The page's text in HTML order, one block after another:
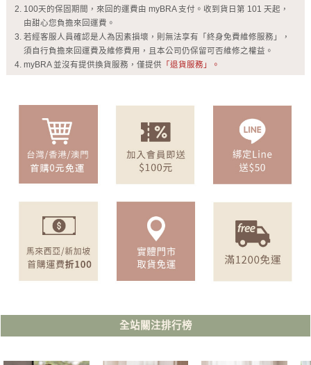
100天的保固期間，來回的運費由 myBRA 支付。收到貨日第 101 天起，
由甜心您負擔來回運費。
若經客服人員確認是人為因素損壞，則無法享有「終身免費維修服務」，
須自行負擔來回運費及維修費用，且本公司仍保留可否維修之權益。
myBRA 並沒有提供換貨服務，僅提供 「退貨服務」。
全站關注排行榜